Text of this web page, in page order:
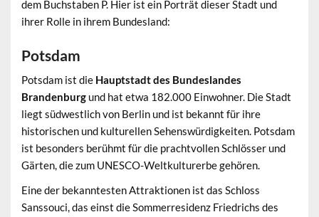
dem Buchstaben P. Hier ist ein Porträt dieser Stadt und
ihrer Rolle in ihrem Bundesland:
Potsdam
Potsdam ist die Hauptstadt des Bundeslandes
Brandenburg und hat etwa 182.000 Einwohner. Die Stadt
liegt südwestlich von Berlin und ist bekannt für ihre
historischen und kulturellen Sehenswürdigkeiten. Potsdam
ist besonders berühmt für die prachtvollen Schlösser und
Gärten, die zum UNESCO-Weltkulturerbe gehören.
Eine der bekanntesten Attraktionen ist das Schloss
Sanssouci, das einst die Sommerresidenz Friedrichs des